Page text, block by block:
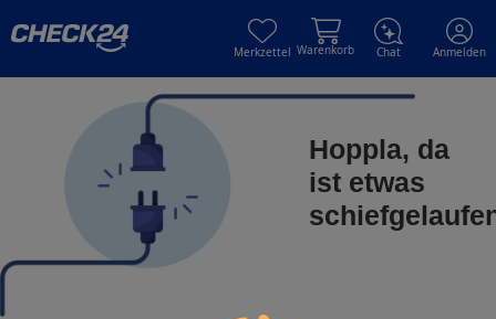
Merkzettel Warenkorb Chat Anmelden
Hoppla, da
ist etwas